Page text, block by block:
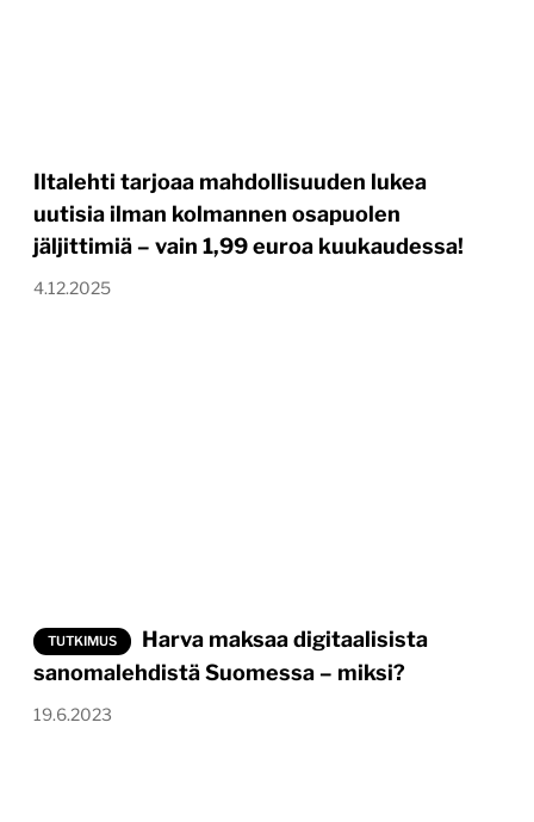
Iltalehti tarjoaa mahdollisuuden lukea
uutisia ilman kolmannen osapuolen
jäljittimiä – vain 1,99 euroa kuukaudessa!
4.12.2025
TUTKIMUS
Harva maksaa digitaalisista
sanomalehdistä Suomessa – miksi?
19.6.2023